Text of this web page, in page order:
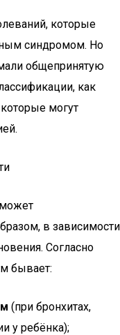
которые
синдромом. Но
общепринятую
как
могут
в зависимости
Согласно
бывает:
(при бронхитах,
у ребёнка);